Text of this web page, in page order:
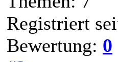
Registriert
Bewertung: 0